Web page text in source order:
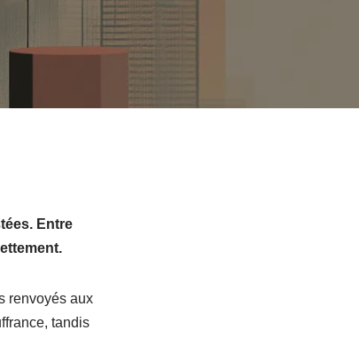
Entre
renvoyés aux
tandis